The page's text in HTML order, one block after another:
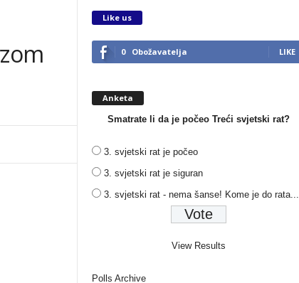
Like us
0 Obožavatelja LIKE
Anketa
Smatrate li da je počeo Treći svjetski rat?
3. svjetski rat je počeo
3. svjetski rat je siguran
3. svjetski rat - nema šanse! Kome je do rata...
View Results
Polls Archive